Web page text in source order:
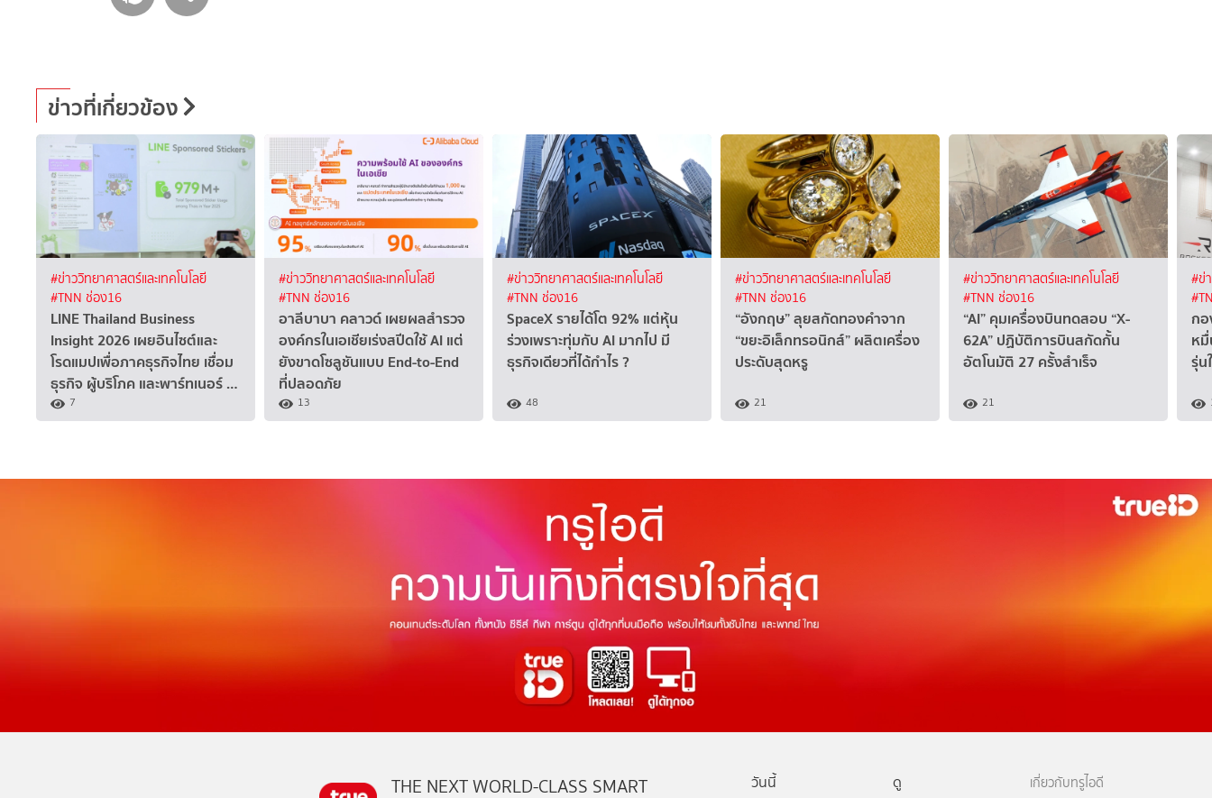
ข่าวที่เกี่ยวข้อง
#ข่าววิทยาศาสตร์และเทคโนโลยี
#TNN ช่อง16
LINE Thailand Business
Insight 2026 เผยอินไซต์และ
โรดแมปเพื่อภาคธุรกิจไทย เชื่อม
ธุรกิจ ผู้บริโภค และพาร์ทเนอร์ …
7
#ข่าววิทยาศาสตร์และเทคโนโลยี
#TNN ช่อง16
อาลีบาบา คลาวด์ เผยผลสำรวจ
องค์กรในเอเชียเร่งสปีดใช้ AI แต่
ยังขาดโซลูชันแบบ End-to-End
ที่ปลอดภัย
13
#ข่าววิทยาศาสตร์และเทคโนโลยี
#TNN ช่อง16
SpaceX รายได้โต 92% แต่หุ้น
ร่วงเพราะทุ่มกับ AI มากไป มี
ธุรกิจเดียวที่ได้กำไร ?
48
#ข่าววิทยาศาสตร์และเทคโนโลยี
#TNN ช่อง16
“อังกฤษ” ลุยสกัดทองคำจาก
“ขยะอิเล็กทรอนิกส์” ผลิตเครื่อง
ประดับสุดหรู
21
#ข่าววิทยาศาสตร์และเทคโนโลยี
#TNN ช่อง16
“AI” คุมเครื่องบินทดสอบ “X-
62A” ปฏิบัติการบินสกัดกั้น
อัตโนมัติ 27 ครั้งสำเร็จ
21
#ข่
ก
ห
รุ่น
THE NEXT WORLD-CLASS SMART วันนี้ ดู เกี่ยวกับทรูไอดี